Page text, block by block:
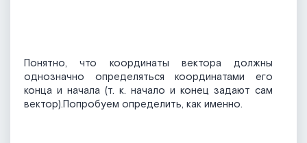
Понятно, что координаты вектора должны
однозначно определяться координатами его
конца и начала (т. к. начало и конец задают сам
вектор).Попробуем определить, как именно.